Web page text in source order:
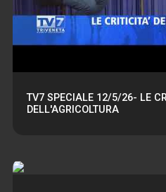
TV7 SPECIALE 12/5/26- LE
DELL'AGRICOLTURA